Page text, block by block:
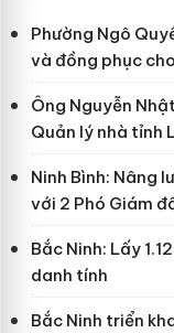
Phường Ngô
và đồng phục
Ông Nguyễn
Quản lý nhà tỉnh
Ninh Bình: Nâng
với 2 Phó Giám
Bắc Ninh: Lấy
danh tính
Bắc Ninh triển